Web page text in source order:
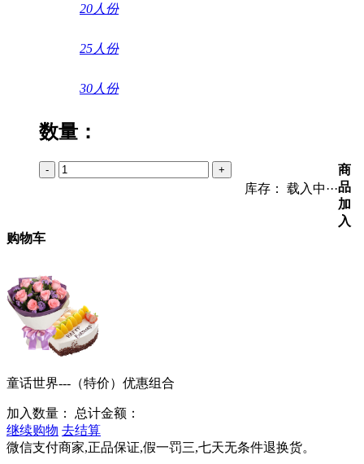
20人份
25人份
30人份
数量：
- +
库存： 载入中···
商
品
加
入
购物车
童话世界---（特价）优惠组合
加入数量： 总计金额：
继续购物 去结算
微信支付商家,正品保证,假一罚三,七天无条件退换货。